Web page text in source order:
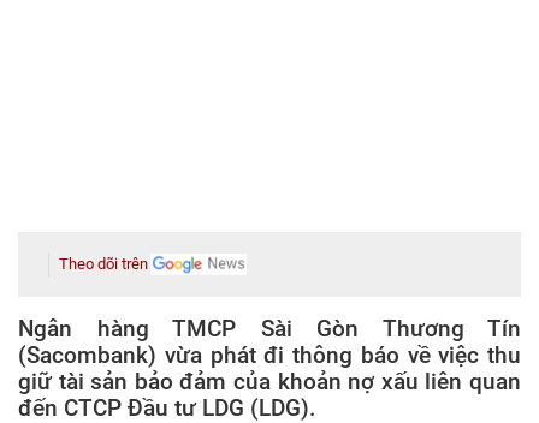
Theo dõi trên
Ngân hàng TMCP Sài Gòn Thương Tín
(Sacombank) vừa phát đi thông báo về việc thu
giữ tài sản bảo đảm của khoản nợ xấu liên quan
đến CTCP Đầu tư LDG (LDG).